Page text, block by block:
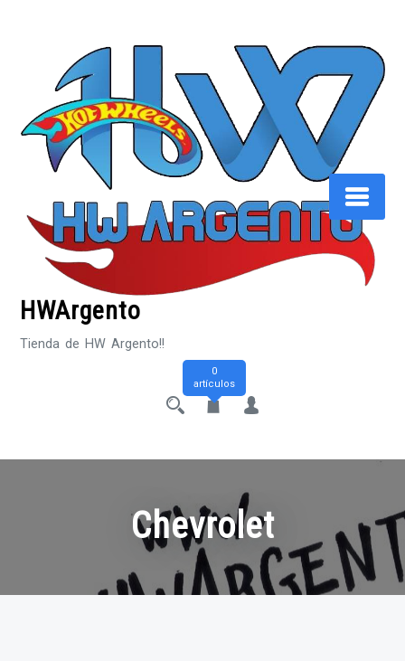
HWArgento
Tienda de HW Argento!!
0
artículos
Chevrolet